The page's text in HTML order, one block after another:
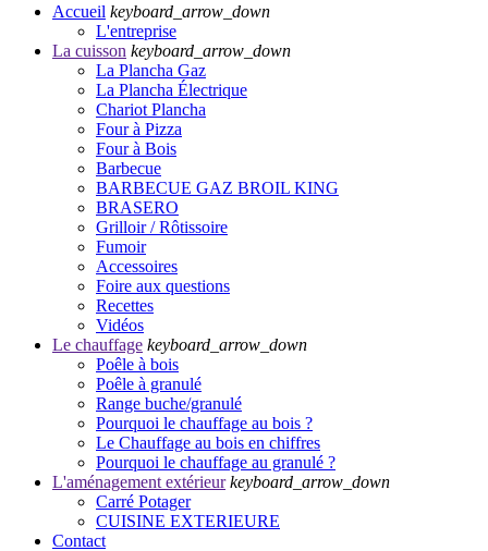
Accueil keyboard_arrow_down
L'entreprise
La cuisson keyboard_arrow_down
La Plancha Gaz
La Plancha Électrique
Chariot Plancha
Four à Pizza
Four à Bois
Barbecue
BARBECUE GAZ BROIL KING
BRASERO
Grilloir / Rôtissoire
Fumoir
Accessoires
Foire aux questions
Recettes
Vidéos
Le chauffage keyboard_arrow_down
Poêle à bois
Poêle à granulé
Range buche/granulé
Pourquoi le chauffage au bois ?
Le Chauffage au bois en chiffres
Pourquoi le chauffage au granulé ?
L'aménagement extérieur keyboard_arrow_down
Carré Potager
CUISINE EXTERIEURE
Contact